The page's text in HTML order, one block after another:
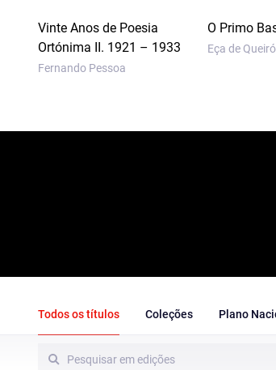
Vinte Anos de Poesia
Ortónima II. 1921 – 1933
Fernando Pessoa
O Primo
Eça de
Todos os títulos Coleções Plano